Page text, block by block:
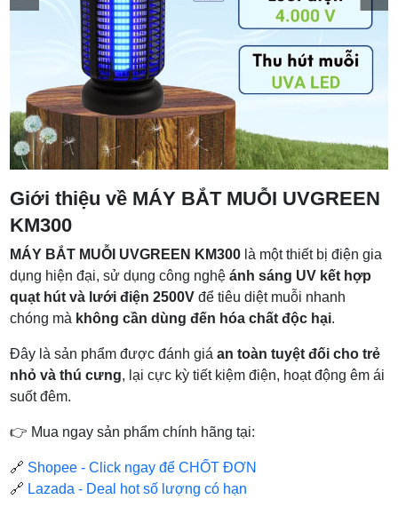
Giới thiệu về MÁY BẮT MUỖI UVGREEN
KM300
MÁY BẮT MUỖI UVGREEN KM300 là một thiết bị điện gia
dụng hiện đại, sử dụng công nghệánh sáng UV kết hợp
quạt hút và lưới điện 2500V để tiêu diệt muỗi nhanh
chóng mà không cần dùng đến hóa chất độc hại.
Đây là sản phẩm được đánh giáan toàn tuyệt đối cho trẻ
nhỏ và thú cưng, lại cực kỳ tiết kiệm điện, hoạt động êm ái
suốt đêm.
👉 Mua ngay sản phẩm chính hãng tại:
🔗 Shopee - Click ngay để CHỐT ĐƠN
🔗 Lazada - Deal hot số lượng có hạn